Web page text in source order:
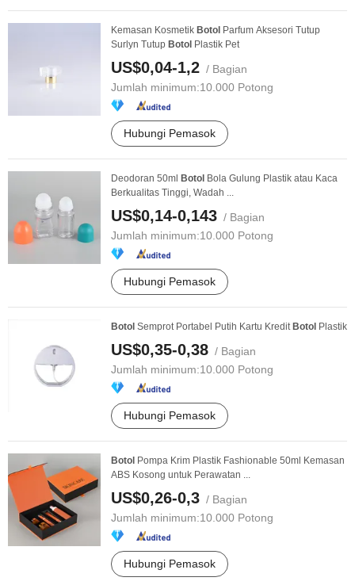
Kemasan Kosmetik Botol Parfum Aksesori Tutup
Surlyn Tutup Botol Plastik Pet
US$0,04-1,2 / Bagian
Jumlah minimum:10.000 Potong
Hubungi Pemasok
Deodoran 50ml Botol Bola Gulung Plastik atau Kaca
Berkualitas Tinggi, Wadah ...
US$0,14-0,143 / Bagian
Jumlah minimum:10.000 Potong
Hubungi Pemasok
Botol Semprot Portabel Putih Kartu Kredit Botol Plastik
US$0,35-0,38 / Bagian
Jumlah minimum:10.000 Potong
Hubungi Pemasok
Botol Pompa Krim Plastik Fashionable 50ml Kemasan
ABS Kosong untuk Perawatan ...
US$0,26-0,3 / Bagian
Jumlah minimum:10.000 Potong
Hubungi Pemasok